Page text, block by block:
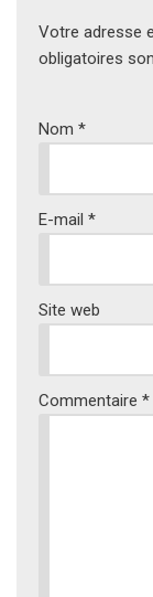
Votre adresse
obligatoires
Nom *
E-mail *
Site web
Commentaire *